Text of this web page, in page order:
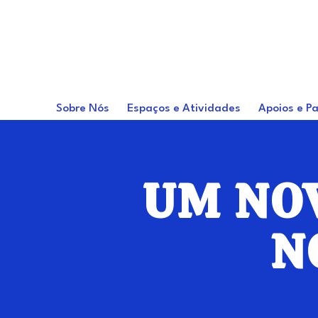
Sobre Nós Espaços e Atividades Apoios e
UM